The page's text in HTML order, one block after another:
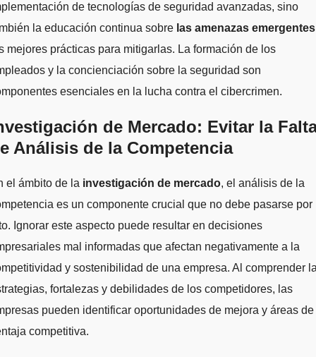
de tecnologías de seguridad avanzadas, sino
la educación continua sobre las amenazas emergentes
mejores prácticas para mitigarlas. La formación de los
y la concienciación sobre la seguridad son
esenciales en la lucha contra el cibercrimen.
de Mercado: Evitar la
Análisis de la Competencia
el ámbito de la investigación de mercado, el análisis de la
es un componente crucial que no debe pasarse por
Ignorar este aspecto puede resultar en decisiones
mal informadas que afectan negativamente a la
y sostenibilidad de una empresa. Al comprender
fortalezas y debilidades de los competidores, las
pueden identificar oportunidades de mejora y áreas de
competitiva.